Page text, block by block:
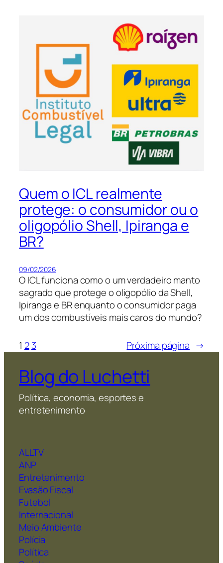
Quem o ICL realmente
protege: o consumidor ou o
oligopólio Shell, Ipiranga e
BR?
09/02/2026
O ICL funciona como o um verdadeiro manto
sagrado que protege o oligopólio da Shell,
Ipiranga e BR enquanto o consumidor paga
um dos combustíveis mais caros do mundo?
1 2 3 Próxima página →
Blog do Luchetti
Política, economia, esportes e
entretenimento
ALLTV
ANP
Entretenimento
Evasão Fiscal
Futebol
Internacional
Meio Ambiente
Polícia
Política